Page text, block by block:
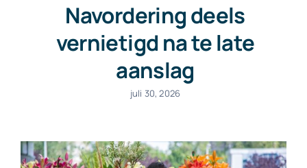
Navordering deels
vernietigd na te late
aanslag
juli 30, 2026